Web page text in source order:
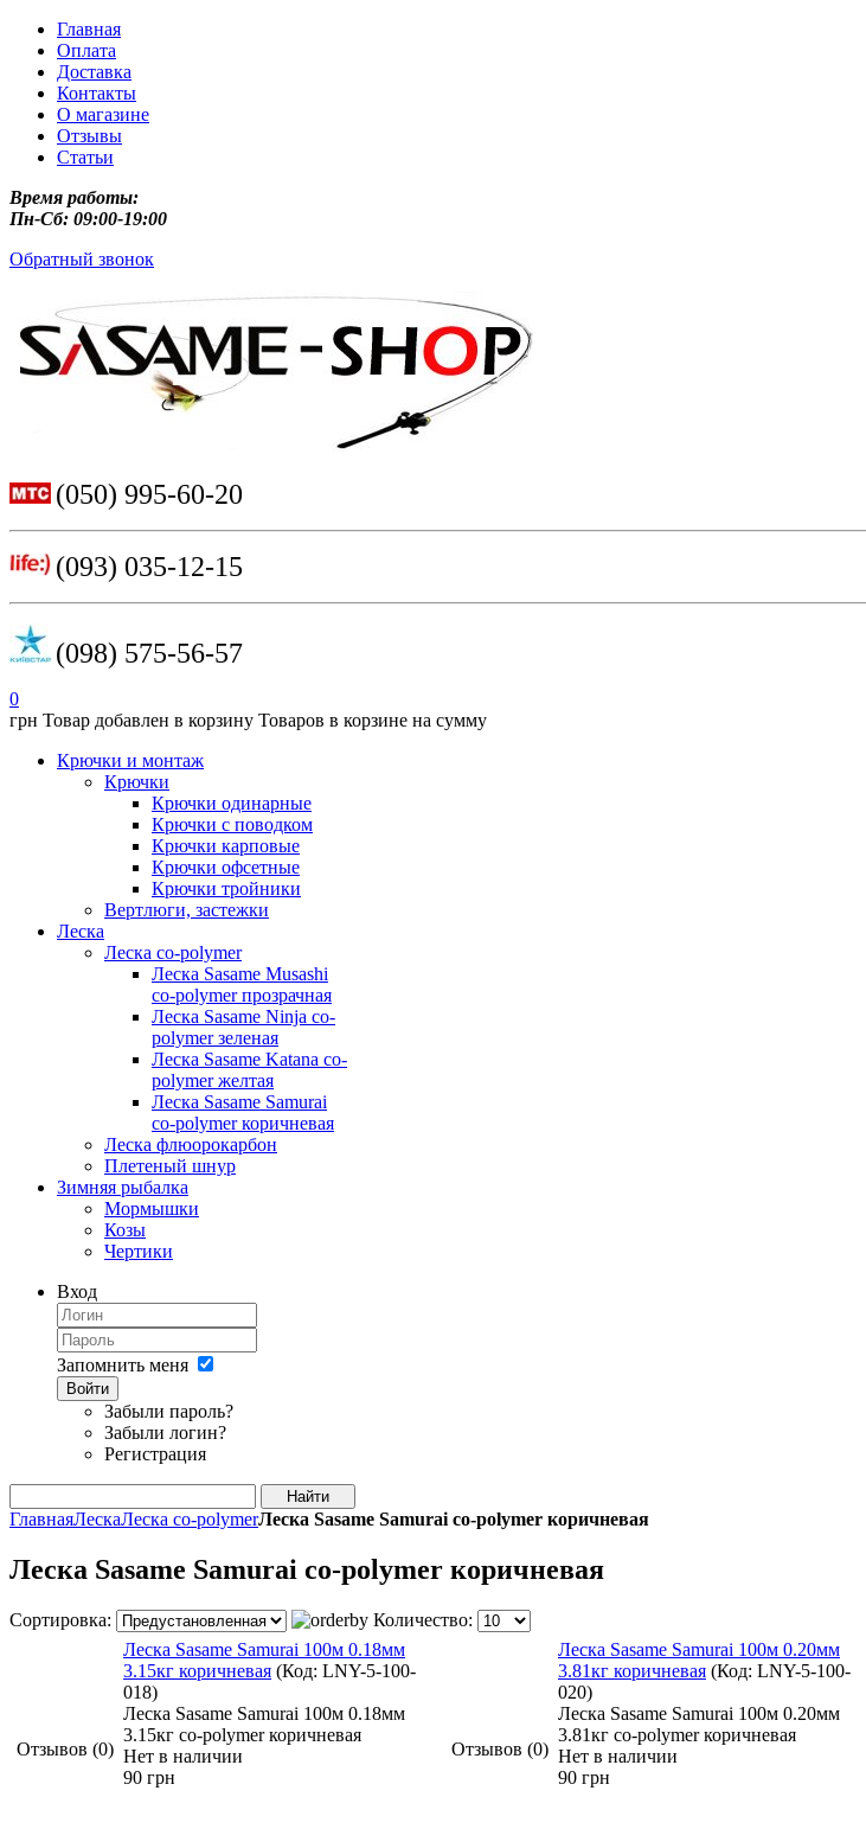
Главная
Оплата
Доставка
Контакты
О магазине
Отзывы
Статьи
Время работы:
Пн-Сб: 09:00-19:00
Обратный звонок
(050) 995-60-20
(093) 035-12-15
(098) 575-56-57
0
грн Товар добавлен в корзину Товаров в корзине на сумму
Крючки и монтаж
Крючки
Крючки одинарные
Крючки с поводком
Крючки карповые
Крючки офсетные
Крючки тройники
Вертлюги, застежки
Леска
Леска co-polymer
Леска Sasame Musashi
co-polymer прозрачная
Леска Sasame Ninja co-
polymer зеленая
Леска Sasame Katana co-
polymer желтая
Леска Sasame Samurai
co-polymer коричневая
Леска флюорокарбон
Плетеный шнур
Зимняя рыбалка
Мормышки
Козы
Чертики
Вход
Запомнить меня
Войти
Забыли пароль?
Забыли логин?
Регистрация
ГлавнаяЛескаЛеска co-polymerЛеска Sasame Samurai co-polymer коричневая
Леска Sasame Samurai co-polymer коричневая
Сортировка: Количество:
Отзывов (0)
Леска Sasame Samurai 100м 0.18мм
3.15кг коричневая (Код: LNY-5-100-
018)
Леска Sasame Samurai 100м 0.18мм
3.15кг co-polymer коричневая
Нет в наличии
90 грн
Отзывов (0)
Леска Sasame Samurai 100м 0.20мм
3.81кг коричневая (Код: LNY-5-100-
020)
Леска Sasame Samurai 100м 0.20мм
3.81кг co-polymer коричневая
Нет в наличии
90 грн